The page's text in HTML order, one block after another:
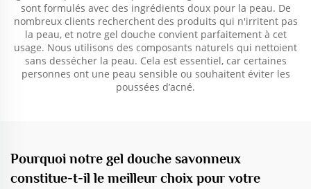
sont formulés avec des ingrédients doux pour la peau. De
nombreux clients recherchent des produits qui n'irritent pas
la peau, et notre gel douche convient parfaitement à cet
usage. Nous utilisons des composants naturels qui nettoient
sans dessécher la peau. Cela est essentiel, car certaines
personnes ont une peau sensible ou souhaitent éviter les
poussées d’acné.
Pourquoi notre gel douche savonneux
constitue-t-il le meilleur choix pour votre